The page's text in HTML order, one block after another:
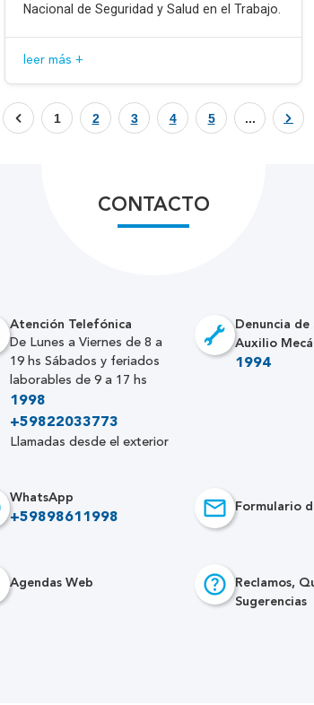
Nacional de Seguridad y Salud en el Trabajo.
leer más +
1 2 3 4 5 ...
CONTACTO
Atención Telefónica
De Lunes a Viernes de 8 a
19 hs Sábados y feriados
laborables de 9 a 17 hs
1998
+59822033773
Llamadas desde el exterior
Denuncia
Auxilio
1994
WhatsApp
+59898611998
Formulario
Agendas Web
Reclamos,
Sugerencias